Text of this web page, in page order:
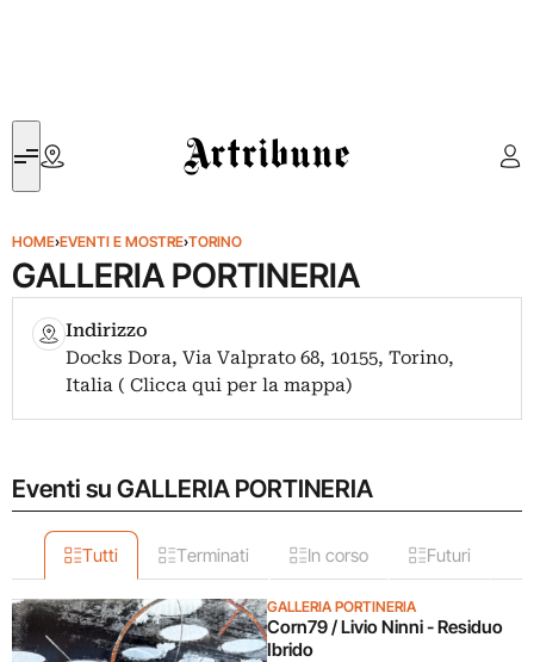
Artribune
HOME›EVENTI E MOSTRE›TORINO
GALLERIA PORTINERIA
Indirizzo
Docks Dora, Via Valprato 68, 10155, Torino,
Italia ( Clicca qui per la mappa)
Eventi su GALLERIA PORTINERIA
Tutti Terminati In corso Futuri
GALLERIA PORTINERIA
Corn79 / Livio Ninni - Residuo
Ibrido